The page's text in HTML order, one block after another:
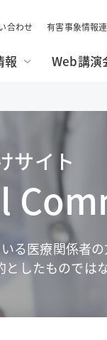
合わせ 有害事象情報
ミネブロ
エムガルティ
プラリア
報
片頭痛・てんかん
がん骨転移・骨巨
炎症性腸疾患
Web講演
情報誌BRIDGE
フォーミュラリー
患者さんとチーム
サイト
医療関係者の
したものでは